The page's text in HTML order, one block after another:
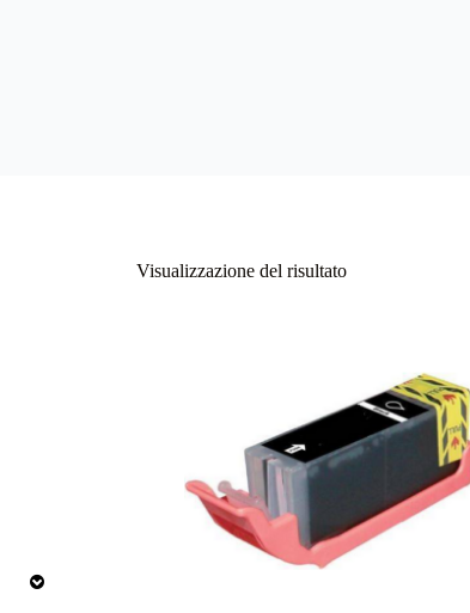
Visualizzazione del risultato